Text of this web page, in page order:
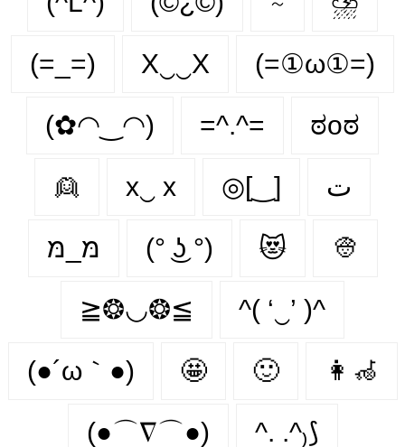
(=_=) X‿‿X (=①ω①=)
(✿◠‿◠) =^.^= ಠoಠ
👱 x‿ х ◎[‿] ت
מּ_מּ (° ͜ʖ °) 😻 👳
≧❂◡❂≦ ^( ‘‿’ )^
(●´ω｀●) 🤩 🙂‍ 👩‍🦽‍
(●⌒∇⌒●) ^. .^₎⟆